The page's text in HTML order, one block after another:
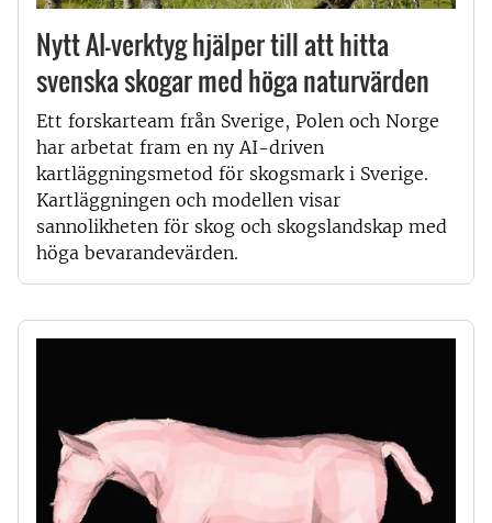
Nytt AI-verktyg hjälper till att hitta
svenska skogar med höga naturvärden
Ett forskarteam från Sverige, Polen och Norge
har arbetat fram en ny AI-driven
kartläggningsmetod för skogsmark i Sverige.
Kartläggningen och modellen visar
sannolikheten för skog och skogslandskap med
höga bevarandevärden.